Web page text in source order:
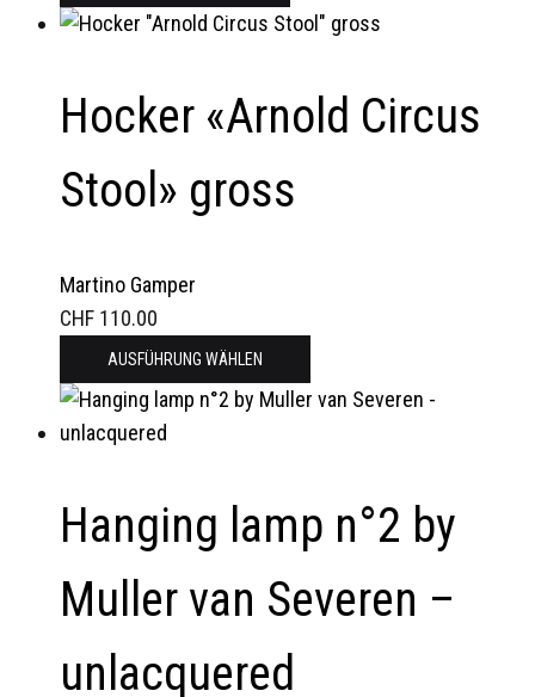
Hocker «Arnold Circus
Stool» gross
Martino Gamper
CHF 110.00
AUSFÜHRUNG WÄHLEN
Produkt
auf.
Die
Optionen
können
Hanging lamp n°2 by
Muller van Severen –
unlacquered